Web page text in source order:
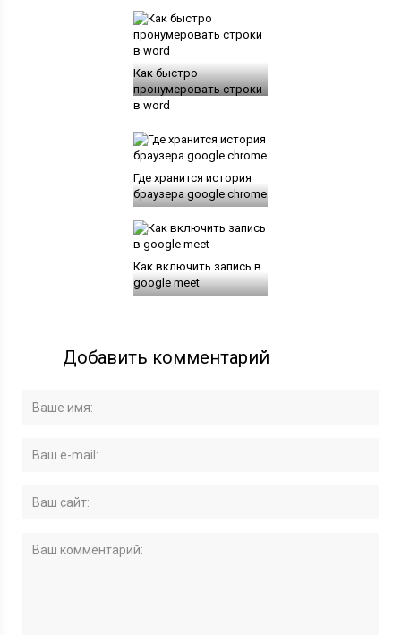
Как быстро
пронумеровать строки
в word
Где хранится история
браузера google chrome
Как включить запись в
google meet
Добавить комментарий